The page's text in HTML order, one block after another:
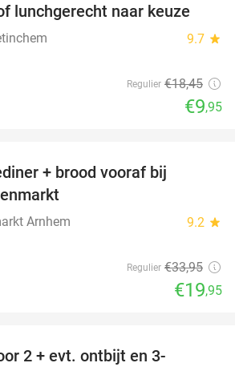
lunchgerecht naar keuze
9.7 star
Regulier €18,45
€9,95
+ brood vooraf bij
Arnhem 9.2 star
Regulier €33,95
€19,95
2 + evt. ontbijt en 3-